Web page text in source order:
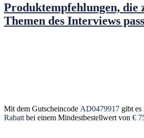
Produktempfehlungen, die
Themen des Interviews
Mit dem Gutscheincode AD0479917 gibt
Rabatt bei einem Mindestbestellwert von €